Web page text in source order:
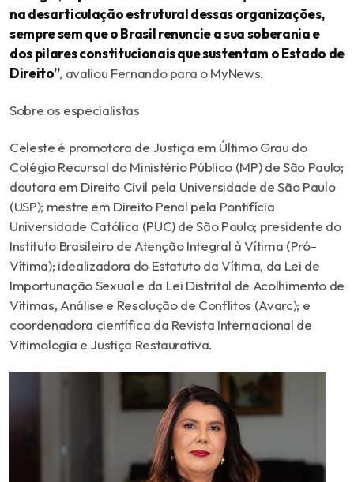
na desarticulação estrutural dessas organizações,
sempre sem que o Brasil renuncie a sua soberania e
dos pilares constitucionais que sustentam o Estado de
Direito”, avaliou Fernando para o MyNews.
Sobre os especialistas
Celeste é promotora de Justiça em Último Grau do
Colégio Recursal do Ministério Público (MP) de São Paulo;
doutora em Direito Civil pela Universidade de São Paulo
(USP); mestre em Direito Penal pela Pontifícia
Universidade Católica (PUC) de São Paulo; presidente do
Instituto Brasileiro de Atenção Integral à Vítima (Pró-
Vítima); idealizadora do Estatuto da Vítima, da Lei de
Importunação Sexual e da Lei Distrital de Acolhimento de
Vítimas, Análise e Resolução de Conflitos (Avarc); e
coordenadora científica da Revista Internacional de
Vitimologia e Justiça Restaurativa.